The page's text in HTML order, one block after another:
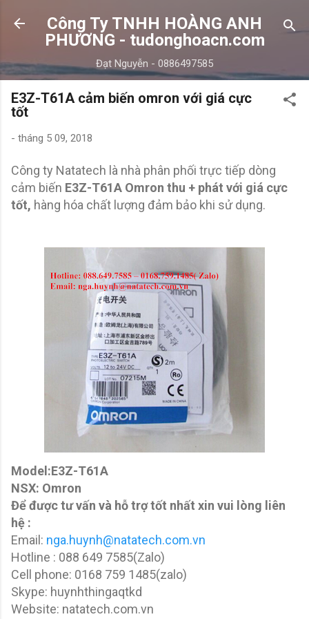
Chuyển đến nội dung chính
Công Ty TNHH HOÀNG ANH
PHƯƠNG - tudonghoacn.com
Đạt Nguyễn - 0886497585
E3Z-T61A cảm biến omron với giá cực
tốt
- tháng 5 09, 2018
Công ty Natatech là nhà phân phối trực tiếp dòng
cảm biến E3Z-T61A Omron thu + phát với giá cực
tốt, hàng hóa chất lượng đảm bảo khi sử dụng.
Model:E3Z-T61A
NSX: Omron
Để được tư vấn và hỗ trợ tốt nhất xin vui lòng liên
hệ :
Email: nga.huynh@natatech.com.vn
Hotline : 088 649 7585(Zalo)
Cell phone: 0168 759 1485(zalo)
Skype: huynhthingaqtkd
Website: natatech.com.vn